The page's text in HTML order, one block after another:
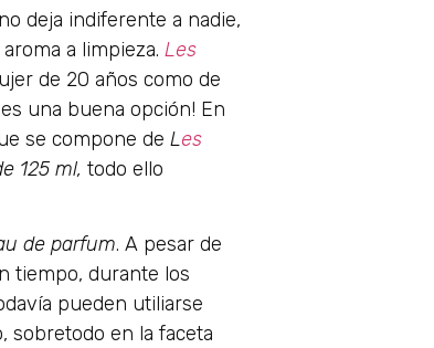
deja indiferente a nadie,
a limpieza. Les
de 20 años como de
una buena opción! En
se compone de Les
125 ml, todo ello
de parfum. A pesar de
tiempo, durante los
pueden utiliarse
sobretodo en la faceta